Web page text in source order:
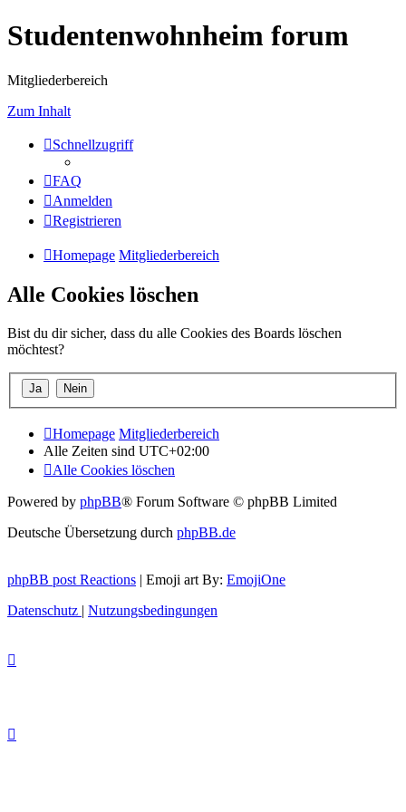
Studentenwohnheim forum
Mitgliederbereich
Zum Inhalt
Schnellzugriff
FAQ
Anmelden
Registrieren
Homepage Mitgliederbereich
Alle Cookies löschen
Bist du dir sicher, dass du alle Cookies des Boards löschen
möchtest?
Homepage Mitgliederbereich
Alle Zeiten sind UTC+02:00
Alle Cookies löschen
Powered by phpBB® Forum Software © phpBB Limited
Deutsche Übersetzung durch phpBB.de
phpBB post Reactions | Emoji art By: EmojiOne
Datenschutz | Nutzungsbedingungen